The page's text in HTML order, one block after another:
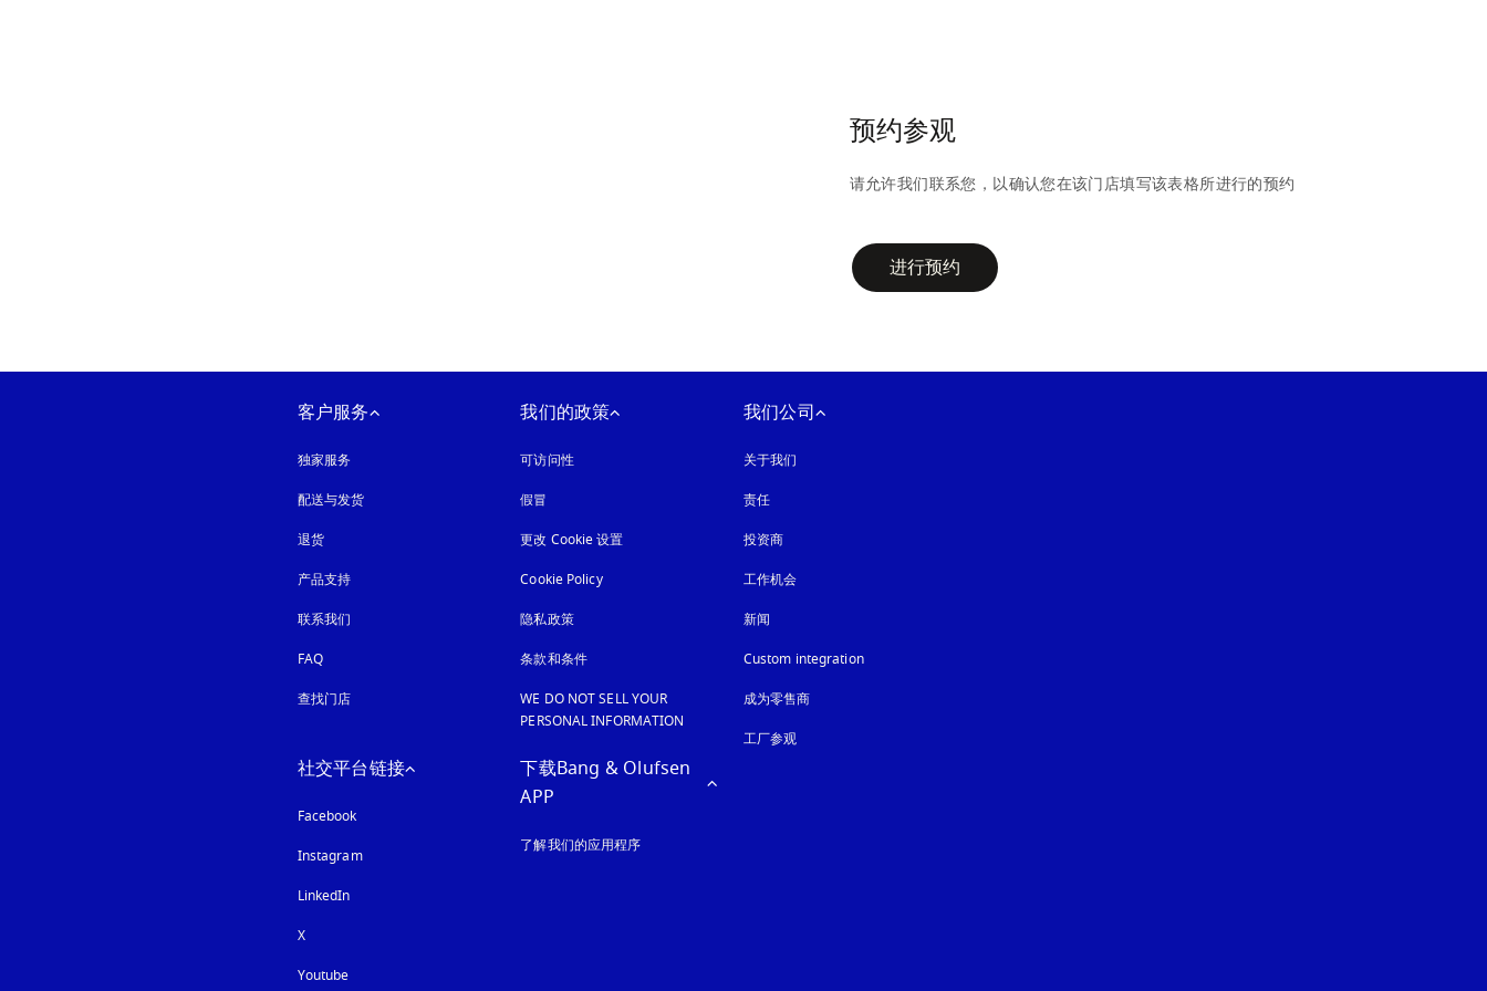
预约参观
请允许我们联系您，以确认您在该门店填写该表格所进行的预约
进行预约
客户服务
独家服务
配送与发货
退货
产品支持
联系我们
FAQ
查找门店
我们的政策
可访问性在新选项卡中打开
假冒
更改 Cookie 设置
Cookie Policy在新选项卡中打开
隐私政策在新选项卡中打开
条款和条件
WE DO NOT SELL YOUR
PERSONAL INFORMATION
我们公司
关于我们
责任
投资商
工作机会
新闻
Custom integration
成为零售商
工厂参观
社交平台链接
Facebook
Instagram在新选项卡中打开
LinkedIn
X
Youtube
下载Bang & Olufsen
APP
了解我们的应用程序